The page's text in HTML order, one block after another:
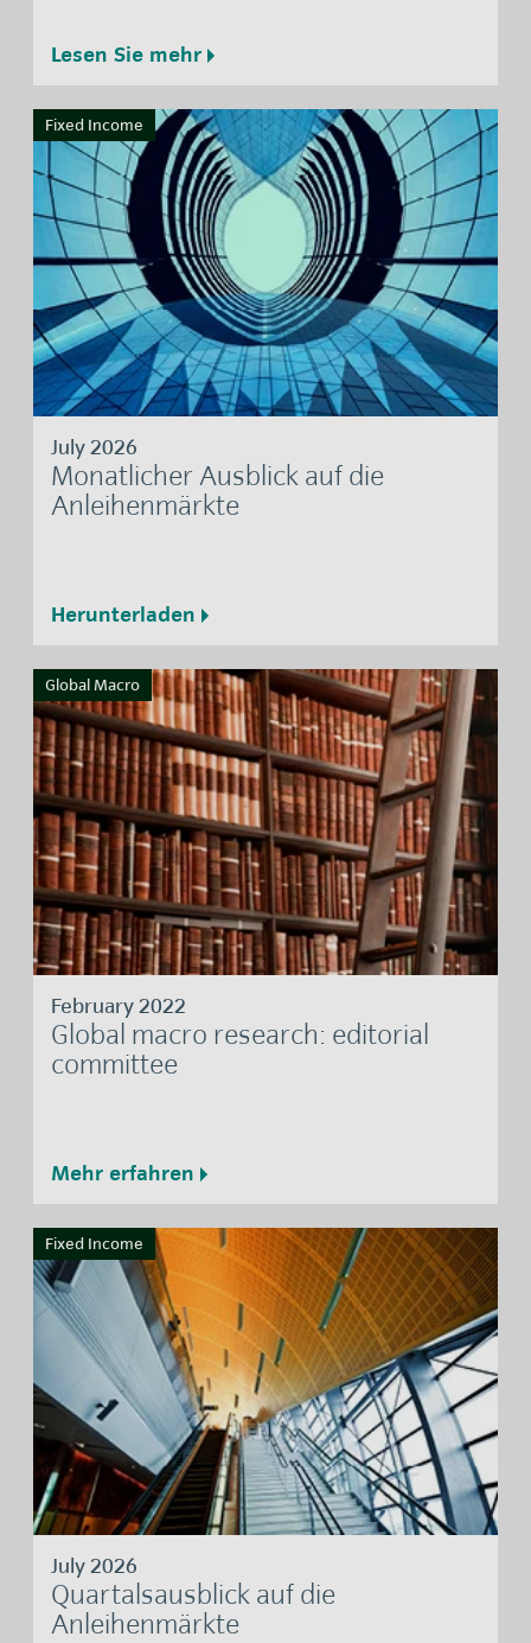
Lesen Sie mehr
Fixed Income
July 2026
Monatlicher Ausblick auf die
Anleihenmärkte
Herunterladen
Global Macro
February 2022
Global macro research: editorial
committee
Mehr erfahren
Fixed Income
July 2026
Quartalsausblick auf die
Anleihenmärkte